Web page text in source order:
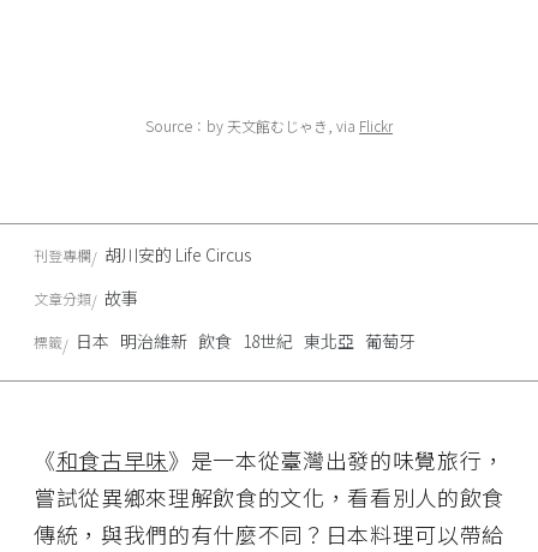
Source：by 天文館むじゃき, via Flickr
《和食古早味》是一本從臺灣出發的味覺旅行，
嘗試從異鄉來理解飲食的文化，看看別人的飲食
傳統，與我們的有什麼不同？日本料理可以帶給
刊登專欄 胡川安的 Life Circus
文章分類 故事
標籤 日本 明治維新 飲食 18世紀 東北亞 葡萄牙